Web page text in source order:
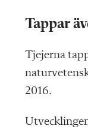
Tappar
Tjejerna
2016.